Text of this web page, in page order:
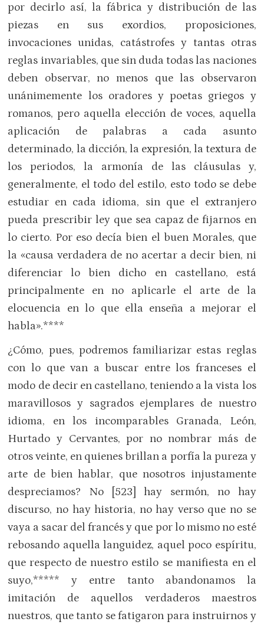
por decirlo así, la fábrica y distribución de las
piezas en sus exordios, proposiciones,
invocaciones unidas, catástrofes y tantas otras
reglas invariables, que sin duda todas las naciones
deben observar, no menos que las observaron
unánimemente los oradores y poetas griegos y
romanos, pero aquella elección de voces, aquella
aplicación de palabras a cada asunto
determinado, la dicción, la expresión, la textura de
los periodos, la armonía de las cláusulas y,
generalmente, el todo del estilo, esto todo se debe
estudiar en cada idioma, sin que el extranjero
pueda prescribir ley que sea capaz de fijarnos en
lo cierto. Por eso decía bien el buen Morales, que
la «causa verdadera de no acertar a decir bien, ni
diferenciar lo bien dicho en castellano, está
principalmente en no aplicarle el arte de la
elocuencia en lo que ella enseña a mejorar el
habla».****
¿Cómo, pues, podremos familiarizar estas reglas
con lo que van a buscar entre los franceses el
modo de decir en castellano, teniendo a la vista los
maravillosos y sagrados ejemplares de nuestro
idioma, en los incomparables Granada, León,
Hurtado y Cervantes, por no nombrar más de
otros veinte, en quienes brillan a porfía la pureza y
arte de bien hablar, que nosotros injustamente
despreciamos? No [523] hay sermón, no hay
discurso, no hay historia, no hay verso que no se
vaya a sacar del francés y que por lo mismo no esté
rebosando aquella languidez, aquel poco espíritu,
que respecto de nuestro estilo se manifiesta en el
suyo,***** y entre tanto abandonamos la
imitación de aquellos verdaderos maestros
nuestros, que tanto se fatigaron para instruirnos y